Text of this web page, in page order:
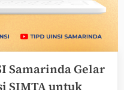
Samarinda Gelar